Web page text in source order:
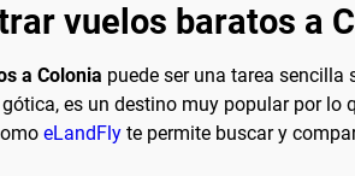
vuelos baratos a
a Colonia puede ser una tarea
es un destino muy popular por
eLandFly te permite buscar y